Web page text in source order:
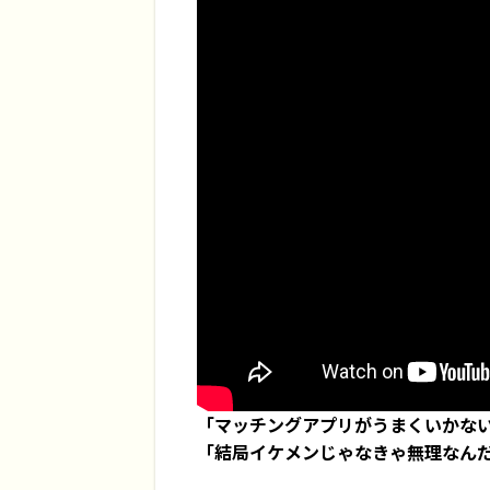
「マッチングアプリがうまくいかな
「結局イケメンじゃなきゃ無理なん